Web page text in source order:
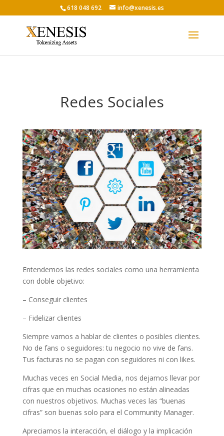
618 048 692 info@xenesis.es
Redes Sociales
Entendemos las redes sociales como una herramienta
con doble objetivo:
– Conseguir clientes
– Fidelizar clientes
Siempre vamos a hablar de clientes o posibles clientes.
No de fans o seguidores: tu negocio no vive de fans.
Tus facturas no se pagan con seguidores ni con likes.
Muchas veces en Social Media, nos dejamos llevar por
cifras que en muchas ocasiones no están alineadas
con nuestros objetivos. Muchas veces las “buenas
cifras” son buenas solo para el Community Manager.
Apreciamos la interacción, el diálogo y la implicación